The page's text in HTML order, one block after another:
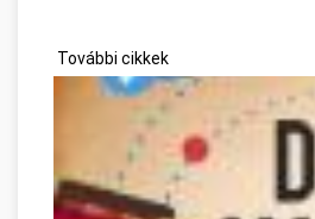
További cikkek